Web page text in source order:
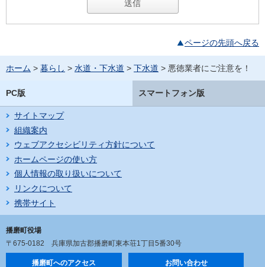
ページの先頭へ戻る
ホーム > 暮らし > 水道・下水道 > 下水道 > 悪徳業者にご注意を！
PC版 スマートフォン版
サイトマップ
組織案内
ウェブアクセシビリティ方針について
ホームページの使い方
個人情報の取り扱いについて
リンクについて
携帯サイト
播磨町役場
〒675-0182 兵庫県加古郡播磨町東本荘1丁目5番30号
播磨町へのアクセス お問い合わせ